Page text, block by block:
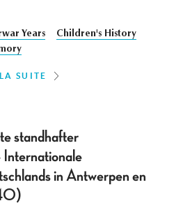
Years
Children's History
SUITE
standhafter
Internationale
in Antwerpen en